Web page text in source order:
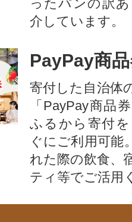
ったパンの訳
介しています。
PayPay商
寄付した自治体
「PayPay商品
ふるから寄付
ぐにご利用可能
れた際の飲食、
ティ等でご活用